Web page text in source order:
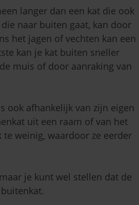
langer dan een kat die ook
naar buiten gaat, kan door
het jagen of vechten kan een
kan je kat buiten sneller
muis of door aanraking van
ook afhankelijk van zijn eigen
uit een raam of van het
weinig, waardoor ze eerder
je kunt wel stellen dat de